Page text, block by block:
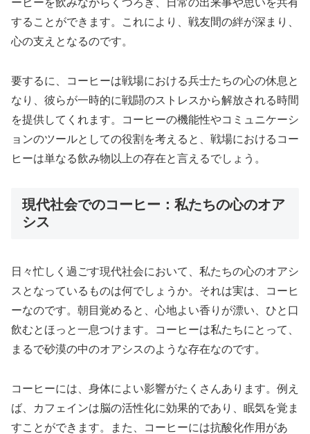
することができます。これにより、戦友間の絆が深まり、
心の支えとなるのです。
要するに、コーヒーは戦場における兵士たちの心の休息と
なり、彼らが一時的に戦闘のストレスから解放される時間
を提供してくれます。コーヒーの機能性やコミュニケーシ
ョンのツールとしての役割を考えると、戦場におけるコー
ヒーは単なる飲み物以上の存在と言えるでしょう。
現代社会でのコーヒー：私たちの心のオア
シス
日々忙しく過ごす現代社会において、私たちの心のオアシ
スとなっているものは何でしょうか。それは実は、コーヒ
ーなのです。朝目覚めると、心地よい香りが漂い、ひと口
飲むとほっと一息つけます。コーヒーは私たちにとって、
まるで砂漠の中のオアシスのような存在なのです。
コーヒーには、身体によい影響がたくさんあります。例え
ば、カフェインは脳の活性化に効果的であり、眠気を覚ま
すことができます。また、コーヒーには抗酸化作用があ